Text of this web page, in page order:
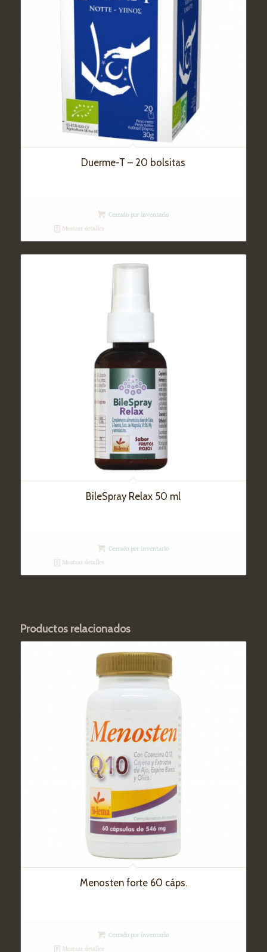
Duerme-T – 20 bolsitas
Cerrado por inventario
Mostrar detalles
BileSpray Relax 50 ml
Cerrado por inventario
Mostrar detalles
Productos relacionados
Menosten forte 60 cáps.
Cerrado por inventario
Mostrar detalles